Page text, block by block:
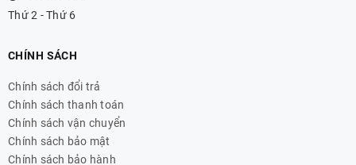
Thứ 2 - Thứ 6
CHÍNH SÁCH
Chính sách đổi trả
Chính sách thanh toán
Chính sách vận chuyển
Chính sách bảo mật
Chính sách bảo hành